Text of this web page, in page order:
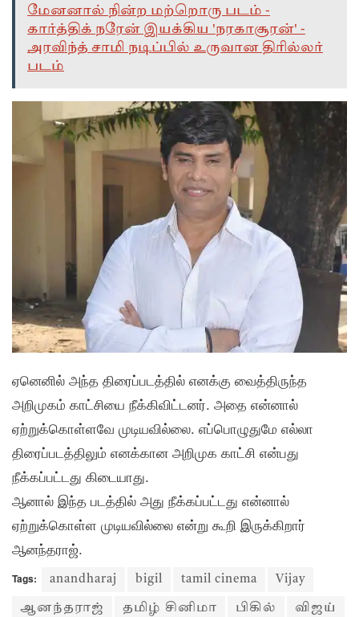
மேனனால் நின்ற மற்றொரு படம் -
கார்த்திக் நரேன் இயக்கிய 'நரகாசூரன்' -
அரவிந்த் சாமி நடிப்பில் உருவான திரில்லர்
படம்
ஏனெனில் அந்த திரைப்படத்தில் எனக்கு வைத்திருந்த
அறிமுகம் காட்சியை நீக்கிவிட்டனர். அதை என்னால்
ஏற்றுக்கொள்ளவே முடியவில்லை. எப்பொழுதுமே எல்லா
திரைப்படத்திலும் எனக்கான அறிமுக காட்சி என்பது
நீக்கப்பட்டது கிடையாது.
ஆனால் இந்த படத்தில் அது நீக்கப்பட்டது என்னால்
ஏற்றுக்கொள்ள முடியவில்லை என்று கூறி இருக்கிறார்
ஆனந்தராஜ்.
Tags: anandharaj bigil tamil cinema Vijay
ஆனந்தராஜ் தமிழ் சினிமா பிகில் விஜய்